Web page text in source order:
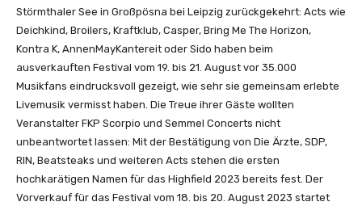
Störmthaler See in Großpösna bei Leipzig zurückgekehrt: Acts wie
Deichkind, Broilers, Kraftklub, Casper, Bring Me The Horizon,
Kontra K, AnnenMayKantereit oder Sido haben beim
ausverkauften Festival vom 19. bis 21. August vor 35.000
Musikfans eindrucksvoll gezeigt, wie sehr sie gemeinsam erlebte
Livemusik vermisst haben. Die Treue ihrer Gäste wollten
Veranstalter FKP Scorpio und Semmel Concerts nicht
unbeantwortet lassen: Mit der Bestätigung von Die Ärzte, SDP,
RIN, Beatsteaks und weiteren Acts stehen die ersten
hochkarätigen Namen für das Highfield 2023 bereits fest. Der
Vorverkauf für das Festival vom 18. bis 20. August 2023 startet